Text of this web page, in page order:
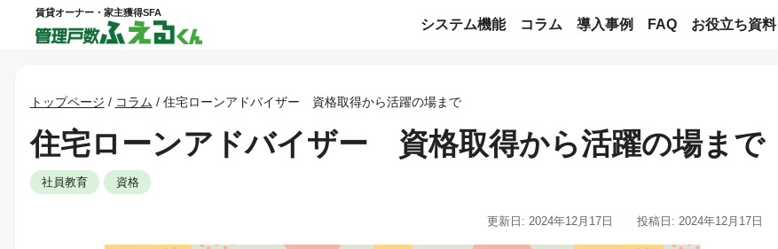
賃貸オーナー・家主獲得SFA
システム機能 コラム 導入事例 FAQ お役立ち資料
トップページ / コラム / 住宅ローンアドバイザー 資格取得から活躍の場まで
住宅ローンアドバイザー 資格取得から活躍の場まで
社員教育 資格
投稿日: 2024年12月17日
更新日: 2024年12月17日